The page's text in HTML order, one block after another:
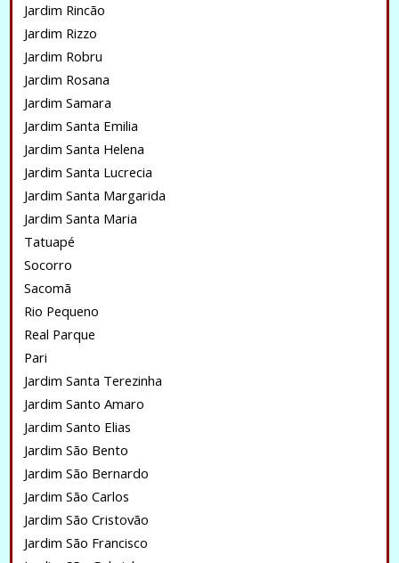
Jardim Rincão
Jardim Rizzo
Jardim Robru
Jardim Rosana
Jardim Samara
Jardim Santa Emilia
Jardim Santa Helena
Jardim Santa Lucrecia
Jardim Santa Margarida
Jardim Santa Maria
Tatuapé
Socorro
Sacomã
Rio Pequeno
Real Parque
Pari
Jardim Santa Terezinha
Jardim Santo Amaro
Jardim Santo Elias
Jardim São Bento
Jardim São Bernardo
Jardim São Carlos
Jardim São Cristovão
Jardim São Francisco